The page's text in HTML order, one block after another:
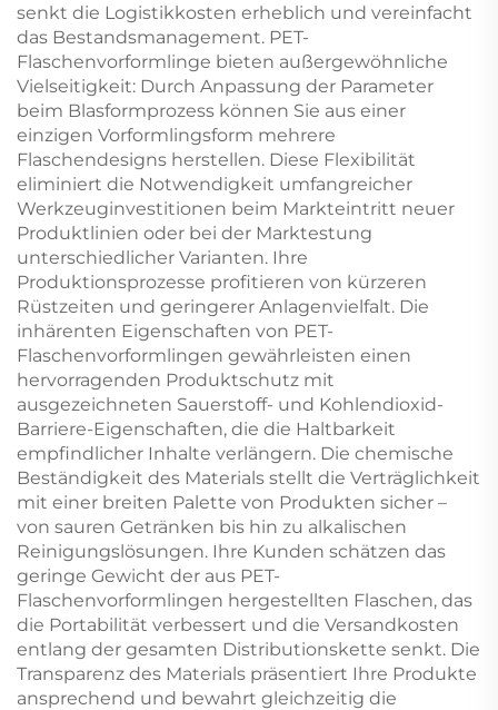
senkt die Logistikkosten erheblich und vereinfacht
das Bestandsmanagement. PET-
Flaschenvorformlinge bieten außergewöhnliche
Vielseitigkeit: Durch Anpassung der Parameter
beim Blasformprozess können Sie aus einer
einzigen Vorformlingsform mehrere
Flaschendesigns herstellen. Diese Flexibilität
eliminiert die Notwendigkeit umfangreicher
Werkzeuginvestitionen beim Markteintritt neuer
Produktlinien oder bei der Marktestung
unterschiedlicher Varianten. Ihre
Produktionsprozesse profitieren von kürzeren
Rüstzeiten und geringerer Anlagenvielfalt. Die
inhärenten Eigenschaften von PET-
Flaschenvorformlingen gewährleisten einen
hervorragenden Produktschutz mit
ausgezeichneten Sauerstoff- und Kohlendioxid-
Barriere-Eigenschaften, die die Haltbarkeit
empfindlicher Inhalte verlängern. Die chemische
Beständigkeit des Materials stellt die Verträglichkeit
mit einer breiten Palette von Produkten sicher –
von sauren Getränken bis hin zu alkalischen
Reinigungslösungen. Ihre Kunden schätzen das
geringe Gewicht der aus PET-
Flaschenvorformlingen hergestellten Flaschen, das
die Portabilität verbessert und die Versandkosten
entlang der gesamten Distributionskette senkt. Die
Transparenz des Materials präsentiert Ihre Produkte
ansprechend und bewahrt gleichzeitig die